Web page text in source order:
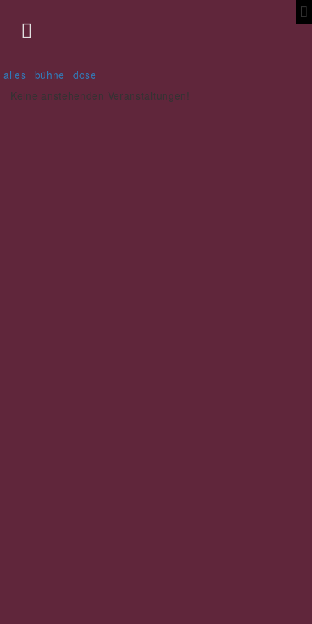

alles bühne
dose
Keine anstehenden Veranstaltungen!